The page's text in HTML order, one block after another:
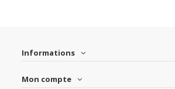
Informations
Mon compte